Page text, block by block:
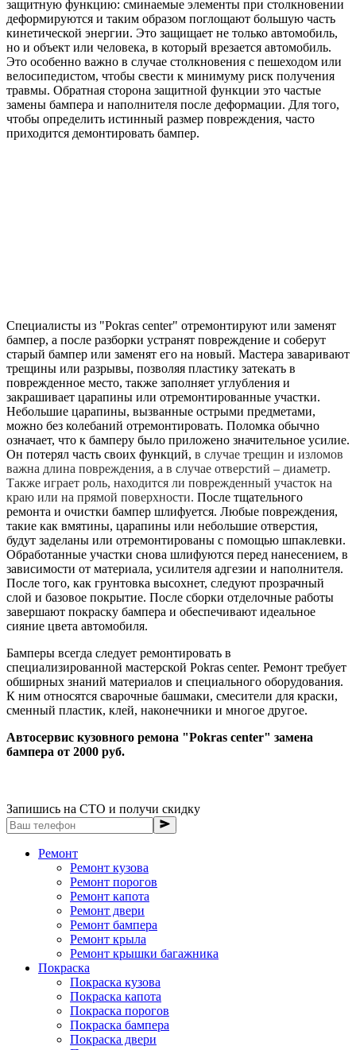
защитную функцию: сминаемые элементы при столкновении
деформируются и таким образом поглощают большую часть
кинетической энергии. Это защищает не только автомобиль,
но и объект или человека, в который врезается автомобиль.
Это особенно важно в случае столкновения с пешеходом или
велосипедистом, чтобы свести к минимуму риск получения
травмы. Обратная сторона защитной функции это частые
замены бампера и наполнителя после деформации. Для того,
чтобы определить истинный размер повреждения, часто
приходится демонтировать бампер.
Специалисты из "Pokras center" отремонтируют или заменят
бампер, а после разборки устранят повреждение и соберут
старый бампер или заменят его на новый. Мастера заваривают
трещины или разрывы, позволяя пластику затекать в
поврежденное место, также заполняет углубления и
закрашивает царапины или отремонтированные участки.
Небольшие царапины, вызванные острыми предметами,
можно без колебаний отремонтировать. Поломка обычно
означает, что к бамперу было приложено значительное усилие.
Он потерял часть своих функций, в случае трещин и изломов
важна длина повреждения, а в случае отверстий – диаметр.
Также играет роль, находится ли поврежденный участок на
краю или на прямой поверхности. После тщательного
ремонта и очистки бампер шлифуется. Любые повреждения,
такие как вмятины, царапины или небольшие отверстия,
будут заделаны или отремонтированы с помощью шпаклевки.
Обработанные участки снова шлифуются перед нанесением, в
зависимости от материала, усилителя адгезии и наполнителя.
После того, как грунтовка высохнет, следуют прозрачный
слой и базовое покрытие. После сборки отделочные работы
завершают покраску бампера и обеспечивают идеальное
сияние цвета автомобиля.
Бамперы всегда следует ремонтировать в
специализированной мастерской Pokras center. Ремонт требует
обширных знаний материалов и специального оборудования.
К ним относятся сварочные башмаки, смесители для краски,
сменный пластик, клей, наконечники и многое другое.
Автосервис кузовного ремона "Pokras center" замена
бампера от 2000 руб.
Запишись на СТО и получи скидку
Ремонт
Ремонт кузова
Ремонт порогов
Ремонт капота
Ремонт двери
Ремонт бампера
Ремонт крыла
Ремонт крышки багажника
Покраска
Покраска кузова
Покраска капота
Покраска порогов
Покраска бампера
Покраска двери